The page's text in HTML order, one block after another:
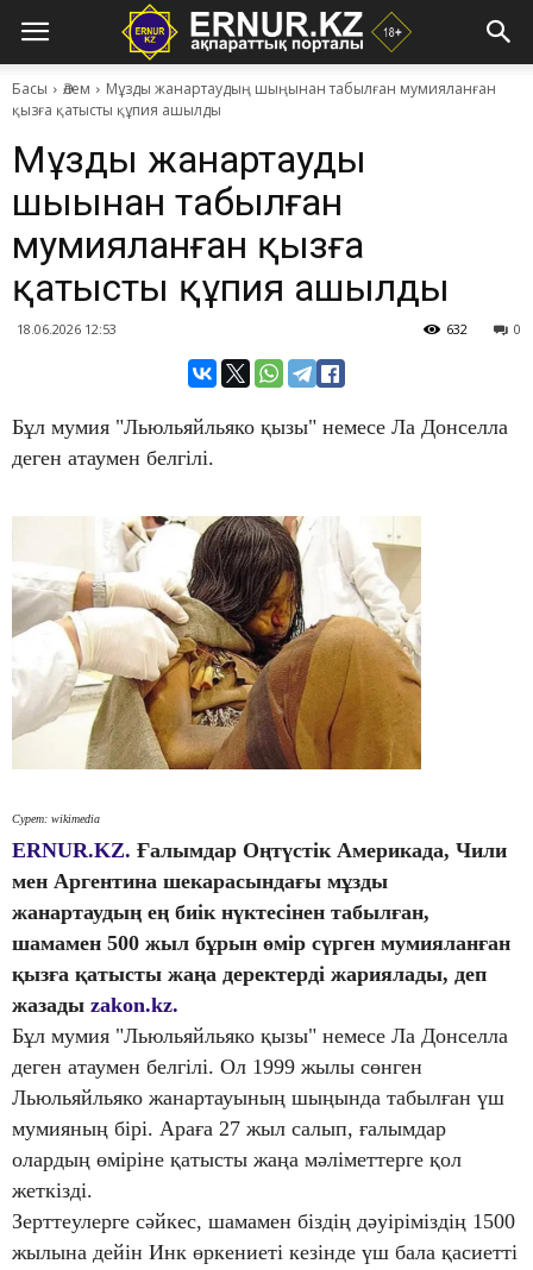
Басы Әлем
Мұзды жанартаудың шыңынан табылған мумияланған
қызға қатысты құпия ашылды
Мұзды жанартаудың
шыңынан табылған
мумияланған қызға
қатысты құпия ашылды
18.06.2026 12:53 0
632
Бұл мумия "Льюльяйльяко қызы" немесе Ла Донселла
деген атаумен белгілі.
Сурет: wikimedia
ERNUR.KZ. Ғалымдар Оңтүстік Америкада, Чили
мен Аргентина шекарасындағы мұзды
жанартаудың ең биік нүктесінен табылған,
шамамен 500 жыл бұрын өмір сүрген мумияланған
қызға қатысты жаңа деректерді жариялады, деп
жазады zakon.kz.
Бұл мумия "Льюльяйльяко қызы" немесе Ла Донселла
деген атаумен белгілі. Ол 1999 жылы сөнген
Льюльяйльяко жанартауының шыңында табылған үш
мумияның бірі. Араға 27 жыл салып, ғалымдар
олардың өміріне қатысты жаңа мәліметтерге қол
жеткізді.
Зерттеулерге сәйкес, шамамен біздің дәуіріміздің 1500
жылына дейін Инк өркениеті кезінде үш бала қасиетті